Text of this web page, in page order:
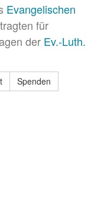
Evangelischen
für
der Ev.-Luth.
Spenden